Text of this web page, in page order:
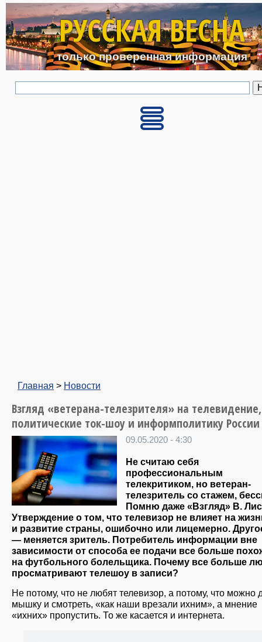
Перейти к основному
РУССКАЯ ВЕСНА
только проверенная информация
Главная > Новости
Взгляд «ветерана-телезрителя» на телевидение,
политические ток-шоу и информполитику России
09.05.2020 - 4:30
Не считаю себя
профессиональным
телекритиком, но ветеран-
телезритель со стажем,
Помню даже «Взгляд» В.
Утверждение о том, что телевизор не влияет на
и развитие страны, ошибочно или лицемерно.
— меняется зритель. Потребитель информации вне
зависимости от способа ее подачи все больше
на футбольного болельщика. Почему все больше
просматривают телешоу в записи?
Не потому, что не любят телевизор, а потому, что можно
мышку и смотреть, «как наши врезали ихним», а мнение
«ихних» пропустить. То же касается и интернета.